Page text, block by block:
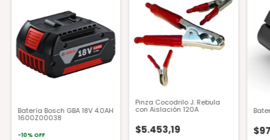
Batería Bosch GBA 18V 4.0AH
1600Z00038
-10%OFF
Pinza Cocodrilo J. Rebula
con Aislación 120A
$5.453,19